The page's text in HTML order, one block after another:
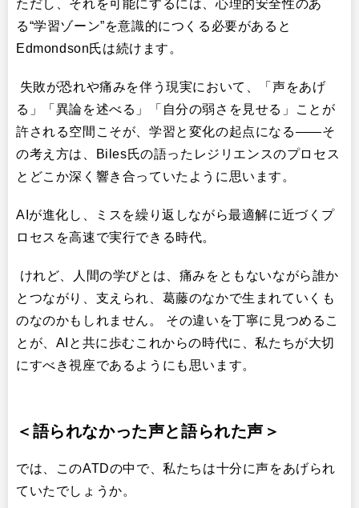
ただし、それを可能にするには、心理的安全性のあ
る“学習ゾーン”を意識的につくる必要があると
Edmondson氏は続けます。
失敗が恐れや痛みを伴う現実において、「声をあげ
る」「異論を述べる」「自分の弱さを見せる」ことが
許される空間こそが、学習と変化の起点になる——そ
の考え方は、Biles氏の語ったレジリエンスのプロセス
とどこか深く響き合っていたように思います。
AIが進化し、ミスを繰り返しながら最適解に近づくプ
ロセスを高速で実行できる時代。
けれど、人間の学びとは、痛みをともないながら誰か
とつながり、支えられ、葛藤のなかで生まれていくも
のなのかもしれません。 その違いを丁寧に見つめるこ
とが、AIと共に歩むこれからの時代に、私たちが大切
にすべき視座であるようにも思います。
＜語られなかった声と語られた声＞
では、このATDの中で、私たちは十分に声をあげられ
ていたでしょうか。